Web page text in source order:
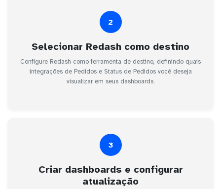
2
Selecionar Redash como destino
Configure Redash como ferramenta de destino, definindo quais
integrações de Pedidos e Status de Pedidos você deseja
visualizar em seus dashboards.
3
Criar dashboards e configurar
atualização